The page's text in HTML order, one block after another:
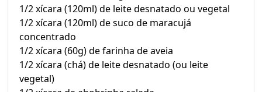
1/2 xícara (120ml) de leite desnatado ou vegetal
1/2 xícara (120ml) de suco de maracujá
concentrado
1/2 xícara (60g) de farinha de aveia
1/2 xícara (chá) de leite desnatado (ou leite
vegetal)